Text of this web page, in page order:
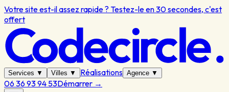
Votre site est-il assez rapide ? Testez-le en 30 secondes, c'est
offert
Services ▼ Villes ▼ Réalisations Agence ▼
06 36 93 94 53Démarrer →